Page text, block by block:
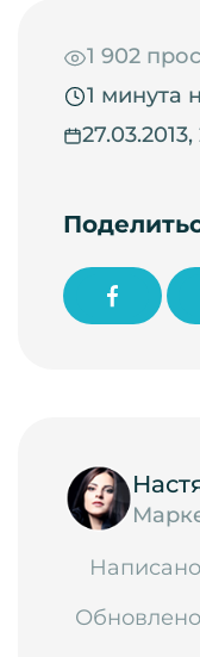
1 902
1 минута
Обновлено